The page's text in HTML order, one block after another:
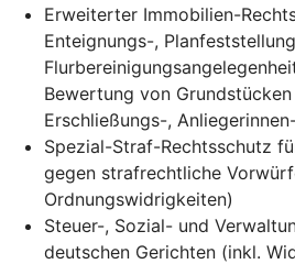
Erweiterter Immobilien-
Enteignungs-,
Bewertung von
Erschließungs-,
Spezial-Straf-Rechtsschutz
gegen strafrechtliche
Ordnungswidrigkeiten)
Steuer-, Sozial- und
deutschen Gerichten (inkl.